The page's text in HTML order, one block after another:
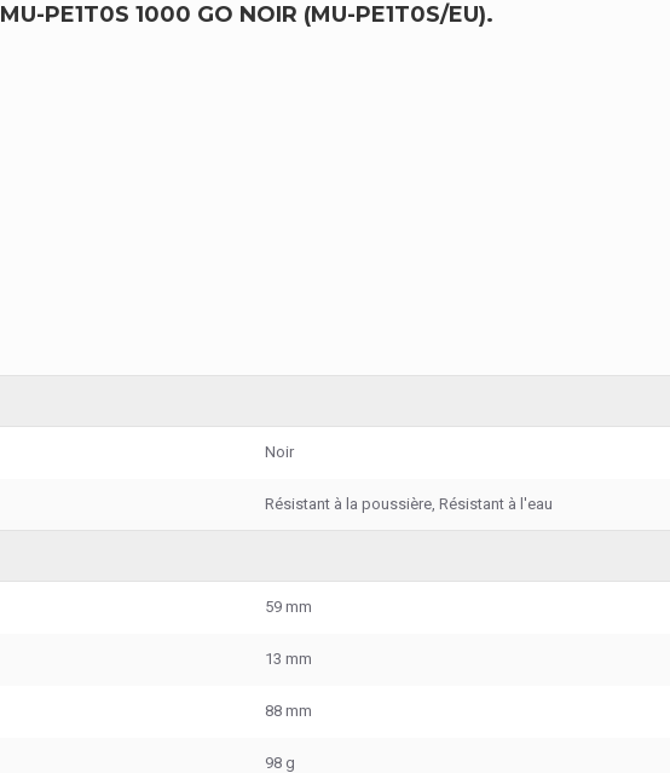
PE1T0S 1000 GO NOIR (MU-PE1T0S/EU).
Noir
Résistant à la poussière, Résistant à l'eau
59 mm
13 mm
88 mm
98 g